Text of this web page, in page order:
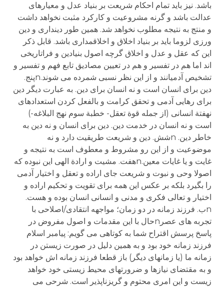
باشد. نیز باید تمام احکام شریعت بر بنیاد عدل و معیارهای
عدالت باشد و گرنه مشروعیت و کارکرد مثبت نخواهد داشت
و منتج به نتیجه مطلوب نخواهد شد. همین طور دینداری و دین
ورزی لزوما باید بر بنیاد اخلاق و اخلاقمداری باشد. قابل ذکر
این که عقل و عدل و اخلاق گرچه اصول بنیادین و فراتاریخی
اند اما هم در تفسیر و هم در تعیین مصادیق تابع فهم و تفسیر و
تشخیص آدمیانند و از این نظر نسبی شمرده می شوند.nپنج.
دین برای انسان است و نه انسان برای دین. به عبارت دیگر دین
برای رهایی آدمی و تحقق کرامت و بالفعل کردن استعدادهای
نهفتة انسانی (از جمله قوة تعقل- خطبة سوم نهج البلاغه-)
است و نه انسان در خدمت دین. دین برای انسان و نه دین به
خاطر دین. nشش. دین و شریعت طریقیت دارد و نه
موضوعیت و از این رو مشروط و معطوف است به نتیجه و
غایت و یا غایات معین.nهفت. مشیت و ارادة الهی این نبوده که
اصولا وحی و نبوت و شریعت جای اراده و تعقل و اختیار آدمی
را بگیرد بلکه بر عکس این همه برای تقویت و تحکیم اراده و
اختیار و تعالی فکری و مدنی و انسانی انسان بوده و هست.
nب. فرزند زمانه در دو زمان؛ مواجهه انتقادی/اصلاحی با
تجربه های عصرnحال با این مقدمات و اصول مفروض در
پاسخ پرسش اقتراح شما به کوتاهی می گویم: پیامبر اسلام
فرزند زمانه خود بود و به همین دلیل در صورت زیستن در
زمانه ما (یا زمانهای دیگر) باز قطعا فرزند زمانه اش خواهد بود
و به مقتضای نیازها و ضرورتهای محیط زیستی خود خواهد
زیست و این امری محتوم و گریزناپذیر است. شرحی می